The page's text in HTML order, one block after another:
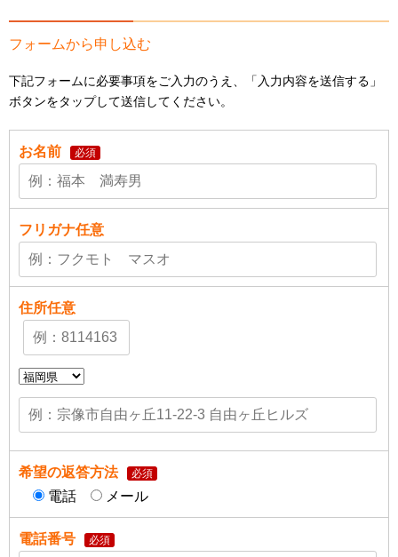
フォームから申し込む
下記フォームに必要事項をご入力のうえ、「入力内容を送信する」
ボタンをタップして送信してください。
お名前 必須
フリガナ任意
住所任意
希望の返答方法 必須
電話 メール
電話番号 必須